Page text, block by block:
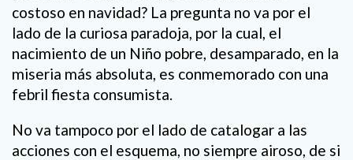
costoso en navidad? La pregunta no va por el
lado de la curiosa paradoja, por la cual, el
nacimiento de un Niño pobre, desamparado, en la
miseria más absoluta, es conmemorado con una
febril fiesta consumista.
No va tampoco por el lado de catalogar a las
acciones con el esquema, no siempre airoso, de si